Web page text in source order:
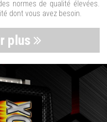
normes de qualité élevées.
dont vous avez besoin.
plus